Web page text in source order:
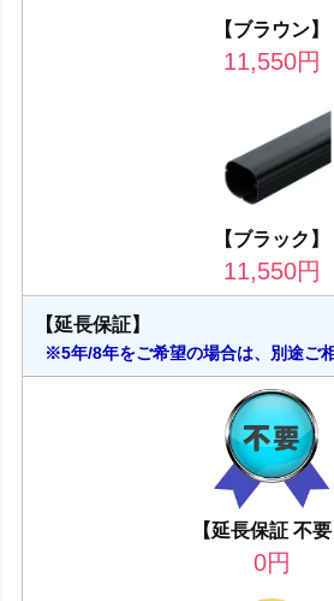
【ブラウン】
11,550円
【ブラック】
11,550円
【延長保証】
※5年/8年をご希望の場合は、別途ご
【延長保証 不要
0円